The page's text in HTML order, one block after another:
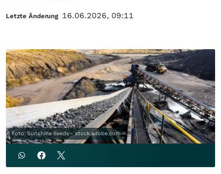
Foto: Sunshine Seeds - stock.adobe.com
Letzte Änderung 16.06.2026, 09:11